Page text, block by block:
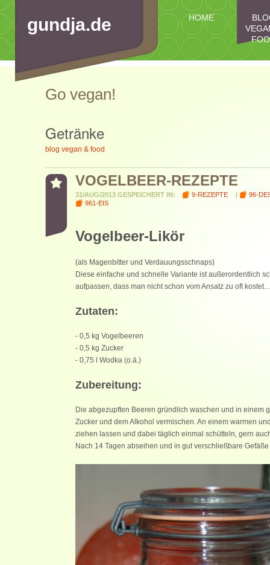
HOME
IMPRESSUM
gundja.de
Go vegan!
Getränke
blog vegan & food
VOGELBEER-REZEPTE
31/AUG/2013 GESPEICHERT IN: 9-REZEPTE |
96-
961-EIS
Vogelbeer-Likör
(als Magenbitter und Verdauungsschnaps)
Diese einfache und schnelle Variante ist außerordentlich
aufpassen, dass man nicht schon vom Ansatz zu oft
Zutaten:
- 0,5 kg Vogelbeeren
- 0,5 kg Zucker
- 0,75 l Wodka (o.ä.)
Zubereitung:
Die abgezupften Beeren gründlich waschen und in einem
Zucker und dem Alkohol vermischen. An einem warmen
ziehen lassen und dabei täglich einmal schütteln, gern
Nach 14 Tagen abseihen und in gut verschließbare